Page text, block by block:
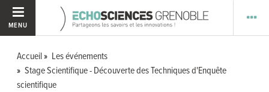
MENU
Accueil
Les événements
Stage Scientifique - Découverte des Techniques d'Enquête
scientifique